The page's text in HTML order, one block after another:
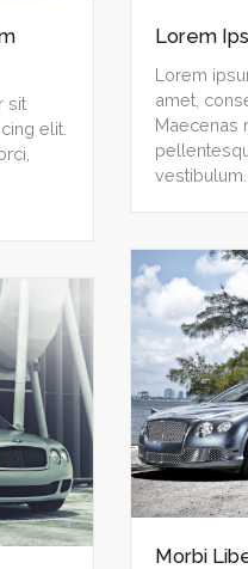
sit
elit.
Lorem
Lorem
amet,
Maecenas
vestibulum.
Morbi